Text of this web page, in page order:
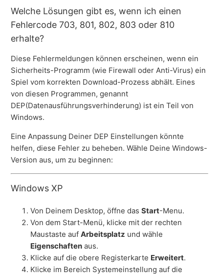
Fehlermeldung 126
Fehlermeldungen 703, 801, 802, 803 und 810
Installationsfehler 764
Fehler 766
Weitere anzeigen
Welche Lösungen gibt es, wenn ich einen
Fehlercode 703, 801, 802, 803 oder 810
erhalte?
Diese Fehlermeldungen können erscheinen, wenn ein
Sicherheits-Programm (wie Firewall oder Anti-Virus) ein
Spiel vom korrekten Download-Prozess abhält. Eines
von diesen Programmen, genannt
DEP(Datenausführungsverhinderung) ist ein Teil von
Windows.
Eine Anpassung Deiner DEP Einstellungen könnte
helfen, diese Fehler zu beheben. Wähle Deine Windows-
Version aus, um zu beginnen:
Windows XP
Von Deinem Desktop, öffne dasStart-Menu.
Von dem Start-Menü, klicke mit der rechten
Maustaste aufArbeitsplatz und wähle
Eigenschaften aus.
Klicke auf die obere Registerkarte Erweitert.
Klicke im Bereich Systemeinstellung auf die